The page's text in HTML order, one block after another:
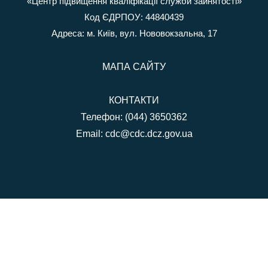
Код ЄДРПОУ: 44840439
Адреса: м. Київ, вул. Нововокзальна, 17
МАПА САЙТУ
КОНТАКТИ
Телефон: (044) 3650362
Email: cdc@cdc.dcz.gov.ua